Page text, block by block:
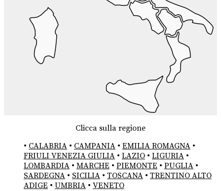
Clicca sulla regione
• CALABRIA • CAMPANIA • EMILIA ROMAGNA •
FRIULI VENEZIA GIULIA • LAZIO • LIGURIA •
LOMBARDIA • MARCHE • PIEMONTE • PUGLIA •
SARDEGNA • SICILIA • TOSCANA • TRENTINO ALTO
ADIGE • UMBRIA • VENETO